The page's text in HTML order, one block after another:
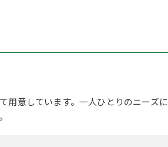
用意しています。一人ひとりのニーズ